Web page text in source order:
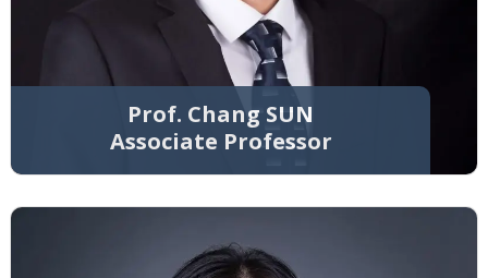
Prof. Chang SUN
Associate Professor